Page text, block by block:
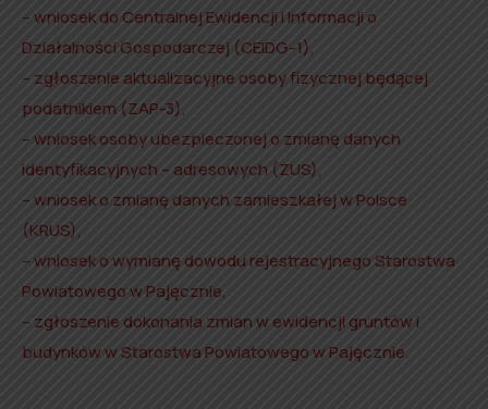
–wniosek do Centralnej Ewidencji i Informacji o
Działalności Gospodarczej (CEIDG-1),
– zgłoszenie aktualizacyjne osoby fizycznej będącej
podatnikiem (ZAP-3),
–wniosek osoby ubezpieczonej o zmianę danych
identyfikacyjnych – adresowych (ZUS),
–wniosek o zmianę danych zamieszkałej w Polsce
(KRUS),
–wniosek o wymianę dowodu rejestracyjnego Starostwa
Powiatowego w Pajęcznie,
– zgłoszenie dokonania zmian w ewidencji gruntów i
budynków w Starostwa Powiatowego w Pajęcznie.